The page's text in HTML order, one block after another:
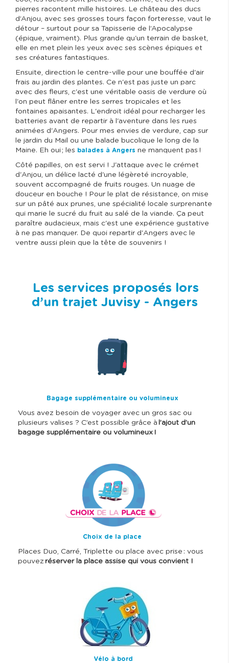
pierres racontent mille histoires. Le château des ducs
d’Anjou, avec ses grosses tours façon forteresse, vaut le
détour – surtout pour sa Tapisserie de l’Apocalypse
(épique, vraiment). Plus grande qu'un terrain de basket,
elle en met plein les yeux avec ses scènes épiques et
ses créatures fantastiques.
Ensuite, direction le centre-ville pour une bouffée d'air
frais au jardin des plantes. Ce n'est pas juste un parc
avec des fleurs, c'est une véritable oasis de verdure où
l'on peut flâner entre les serres tropicales et les
fontaines apaisantes. L'endroit idéal pour recharger les
batteries avant de repartir à l'aventure dans les rues
animées d'Angers. Pour mes envies de verdure, cap sur
le jardin du Mail ou une balade bucolique le long de la
Maine. Eh oui ; les balades à Angers ne manquent pas !
Côté papilles, on est servi ! J'attaque avec le crémet
d'Anjou, un délice lacté d'une légèreté incroyable,
souvent accompagné de fruits rouges. Un nuage de
douceur en bouche ! Pour le plat de résistance, on mise
sur un pâté aux prunes, une spécialité locale surprenante
qui marie le sucré du fruit au salé de la viande. Ça peut
paraître audacieux, mais c'est une expérience gustative
à ne pas manquer. De quoi repartir d'Angers avec le
ventre aussi plein que la tête de souvenirs !
Les services proposés lors
d’un trajet Juvisy - Angers
Bagage supplémentaire ou volumineux
Vous avez besoin de voyager avec un gros sac ou
plusieurs valises ? C’est possible grâce à l’ajout d’un
bagage supplémentaire ou volumineux !
Choix de la place
Places Duo, Carré, Triplette ou place avec prise : vous
pouvez réserver la place assise qui vous convient !
Vélo à bord